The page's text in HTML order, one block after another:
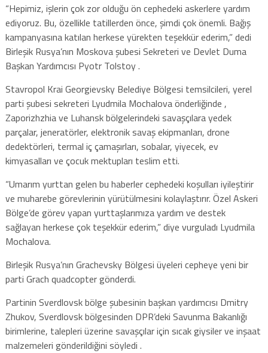
“Hepimiz, işlerin çok zor olduğu ön cephedeki askerlere yardım
ediyoruz. Bu, özellikle tatillerden önce, şimdi çok önemli. Bağış
kampanyasına katılan herkese yürekten teşekkür ederim,” dedi
Birleşik Rusya’nın Moskova şubesi Sekreteri ve Devlet Duma
Başkan Yardımcısı Pyotr Tolstoy .
Stavropol Krai Georgievsky Belediye Bölgesi temsilcileri, yerel
parti şubesi sekreteri Lyudmila Mochalova önderliğinde ,
Zaporizhzhia ve Luhansk bölgelerindeki savaşçılara yedek
parçalar, jeneratörler, elektronik savaş ekipmanları, drone
dedektörleri, termal iç çamaşırları, sobalar, yiyecek, ev
kimyasalları ve çocuk mektupları teslim etti.
“Umarım yurttan gelen bu haberler cephedeki koşulları iyileştirir
ve muharebe görevlerinin yürütülmesini kolaylaştırır. Özel Askeri
Bölge’de görev yapan yurttaşlarımıza yardım ve destek
sağlayan herkese çok teşekkür ederim,” diye vurguladı Lyudmila
Mochalova.
Birleşik Rusya’nın Grachevsky Bölgesi üyeleri cepheye yeni bir
parti Grach quadcopter gönderdi.
Partinin Sverdlovsk bölge şubesinin başkan yardımcısı Dmitry
Zhukov, Sverdlovsk bölgesinden DPR’deki Savunma Bakanlığı
birimlerine, talepleri üzerine savaşçılar için sıcak giysiler ve inşaat
malzemeleri gönderildiğini söyledi .